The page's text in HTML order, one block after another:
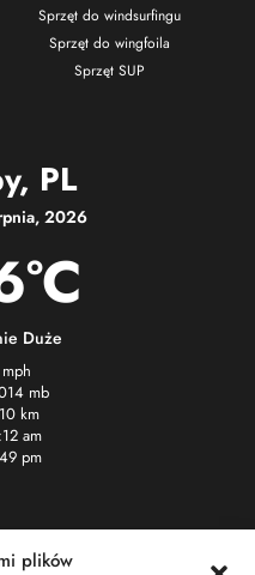
plików
Sprzęt do windsurfingu
Sprzęt do wingfoila
Sprzęt SUP
PL
2026
Duże
mb
km
am
pm